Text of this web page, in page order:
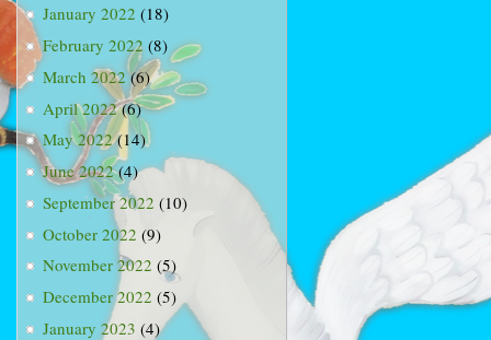
January 2022 (18)
February 2022 (8)
March 2022(6)
April 2022(6)
May 2022(14)
June 2022(4)
September 2022 (10)
October 2022 (9)
November 2022 (5)
December 2022 (5)
January 2023 (4)